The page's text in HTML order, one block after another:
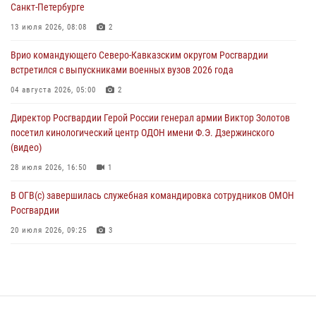
06 августа 2026, 06:30
незаконном обороте наркотиков
06 августа 2026, 06:15
добычу биоресурсов
Санкт-Петербурге
13 июля 2026, 08:08 2
Врио командующего Северо-Кавказским округом Росгвардии
встретился с выпускниками военных вузов 2026 года
04 августа 2026, 05:00 2
Директор Росгвардии Герой России генерал армии Виктор Золотов
посетил кинологический центр ОДОН имени Ф.Э. Дзержинского
(видео)
28 июля 2026, 16:50 1
В ОГВ(с) завершилась служебная командировка сотрудников ОМОН
Росгвардии
20 июля 2026, 09:25 3